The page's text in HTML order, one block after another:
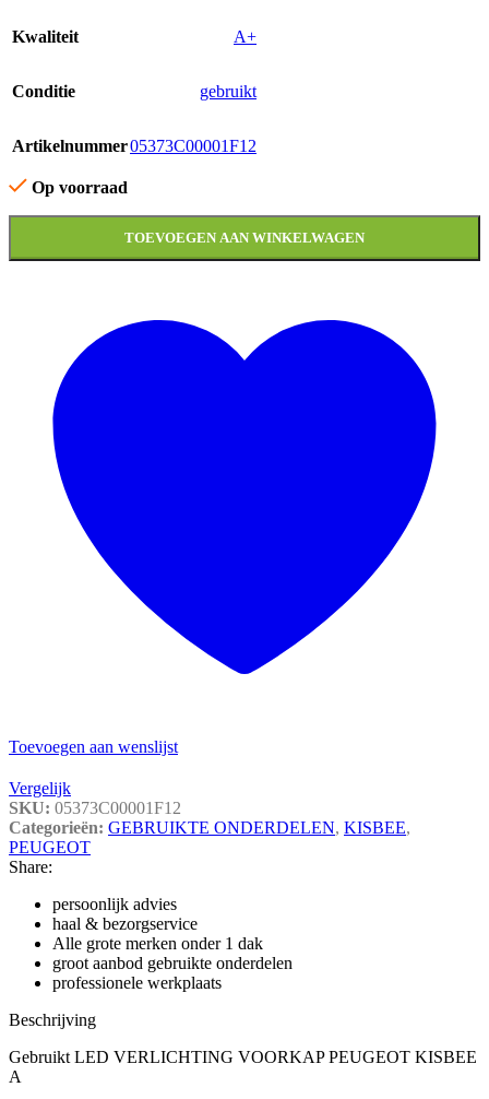
Kwaliteit A+
Conditie gebruikt
Artikelnummer05373C00001F12
Op voorraad
TOEVOEGEN AAN WINKELWAGEN
Toevoegen aan wenslijst
Vergelijk
SKU: 05373C00001F12
Categorieën: GEBRUIKTE ONDERDELEN, KISBEE,
PEUGEOT
Share:
persoonlijk advies
haal & bezorgservice
Alle grote merken onder 1 dak
groot aanbod gebruikte onderdelen
professionele werkplaats
Beschrijving
Gebruikt LED VERLICHTING VOORKAP PEUGEOT KISBEE
A